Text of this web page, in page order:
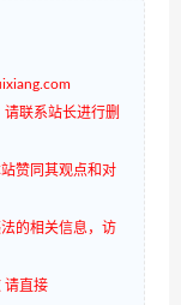
联系站长进行删
赞同其观点和对
的相关信息，访
请直接